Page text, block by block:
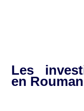
Les
en